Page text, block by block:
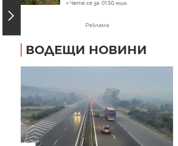
Кола се вряза в
жълтите павета
Велинград
Чете се за: 01:50 мин.
Реклама
ВОДЕЩИ НОВИНИ